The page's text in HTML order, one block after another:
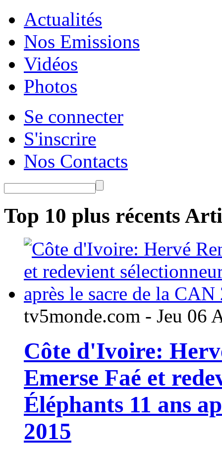
Actualités
Nos Emissions
Vidéos
Photos
Se connecter
S'inscrire
Nos Contacts
Top 10 plus récents
tv5monde.com - Jeu 06
Côte d'Ivoire:
Emerse Faé et
Éléphants 11 ans
2015